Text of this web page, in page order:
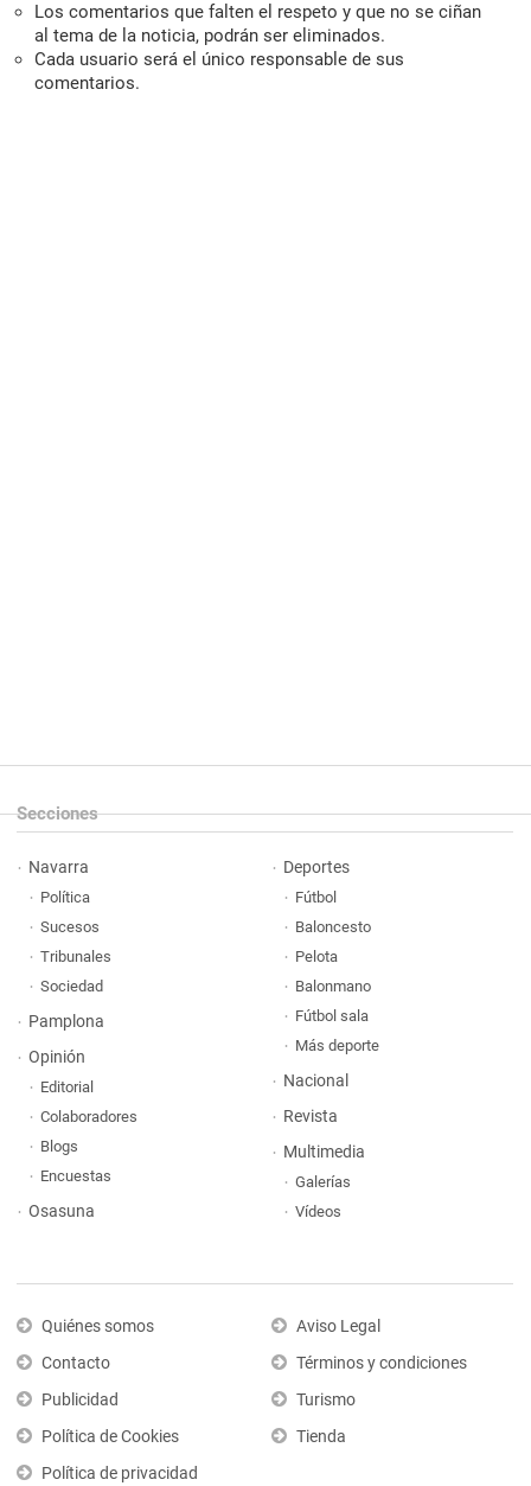
Los comentarios que falten el respeto y que no se ciñan
al tema de la noticia, podrán ser eliminados.
Cada usuario será el único responsable de sus
comentarios.
Secciones
Navarra
Política
Sucesos
Tribunales
Sociedad
Pamplona
Opinión
Editorial
Colaboradores
Blogs
Encuestas
Osasuna
Deportes
Fútbol
Baloncesto
Pelota
Balonmano
Fútbol sala
Más deporte
Nacional
Revista
Multimedia
Galerías
Vídeos
Quiénes somos
Contacto
Publicidad
Política de Cookies
Política de privacidad
Aviso Legal
Términos y condiciones
Turismo
Tienda